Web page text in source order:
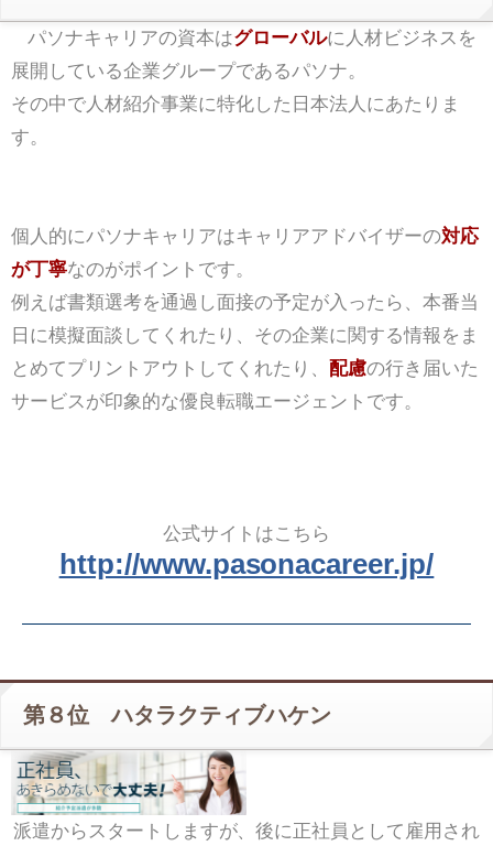
パソナキャリアの資本はグローバルに人材ビジネスを
展開している企業グループであるパソナ。
その中で人材紹介事業に特化した日本法人にあたりま
す。
個人的にパソナキャリアはキャリアアドバイザーの対応
が丁寧なのがポイントです。
例えば書類選考を通過し面接の予定が入ったら、本番当
日に模擬面談してくれたり、その企業に関する情報をま
とめてプリントアウトしてくれたり、 配慮の行き届いた
サービスが印象的な優良転職エージェントです。
公式サイトはこちら
http://www.pasonacareer.jp/
第８位 ハタラクティブハケン
派遣からスタートしますが、後に正社員として雇用され